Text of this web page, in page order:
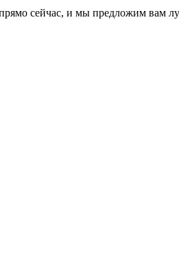
сейчас, и мы предложим вам